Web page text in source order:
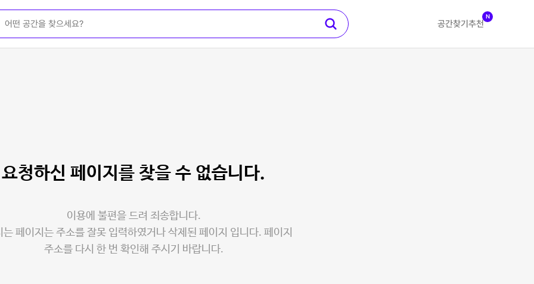
공간찾기 추천
N
요청하신 페이지를 찾을 수 없습니다.
이용에 불편을 드려 죄송합니다.
는 페이지는 주소를 잘못 입력하였거나 삭제된 페이지 입니다. 페이지
주소를 다시 한 번 확인해 주시기 바랍니다.